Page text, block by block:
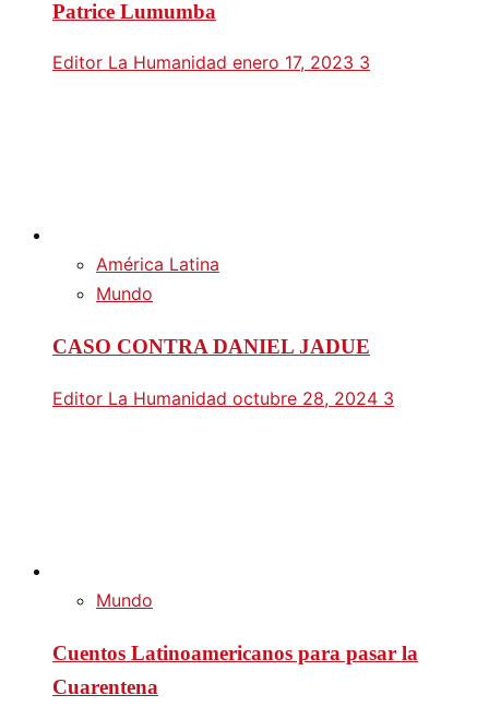
Patrice Lumumba
Editor La Humanidad enero 17, 2023 3
América Latina
Mundo
CASO CONTRA DANIEL JADUE
Editor La Humanidad octubre 28, 2024 3
Mundo
Cuentos Latinoamericanos para pasar la
Cuarentena